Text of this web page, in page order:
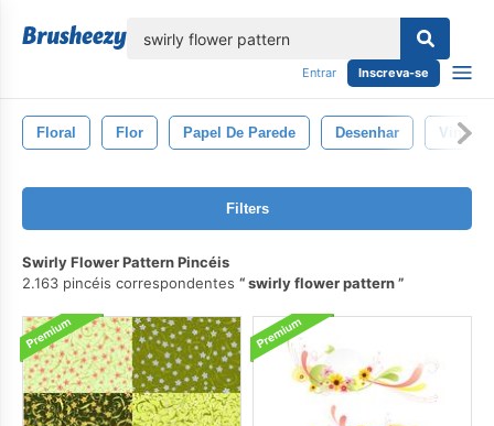
Entrar Inscreva-se
Floral Flor Papel De Parede Desenhar Vintage
Filters
Swirly Flower Pattern Pincéis
2.163 pincéis correspondentes
swirly flower pattern